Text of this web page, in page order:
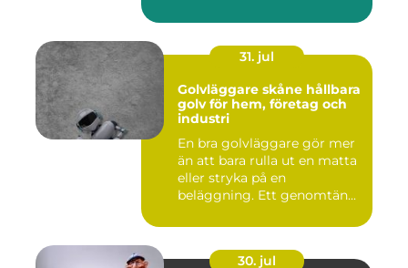
31. jul
Golvläggare skåne hållbara
golv för hem, företag och
industri
En bra golvläggare gör mer
än att bara rulla ut en matta
eller stryka på en
beläggning. Ett genomtän...
30. jul